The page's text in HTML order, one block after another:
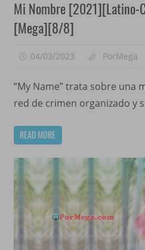
Mi Nombre [2021][Latino-
[Mega][8/8]
04/03/2023 PorMega
“My Name” trata sobre una
red de crimen organizado y
READ MORE